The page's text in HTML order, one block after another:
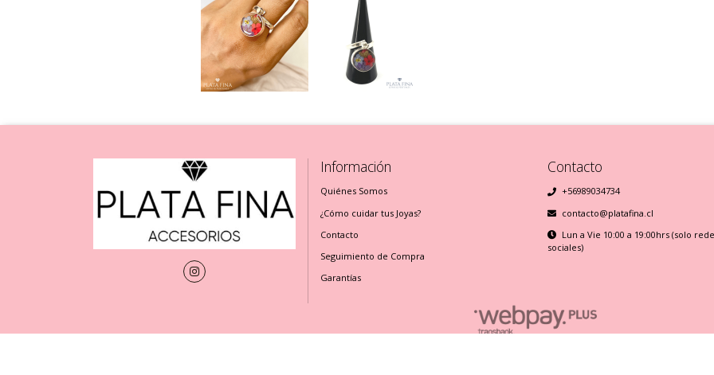
Información
Quiénes Somos
¿Cómo cuidar tus Joyas?
Contacto
Seguimiento de Compra
Garantías
Contacto
+56989034734
contacto@platafina.cl
Lun a Vie 10:00 a 19:00hrs (solo
sociales)